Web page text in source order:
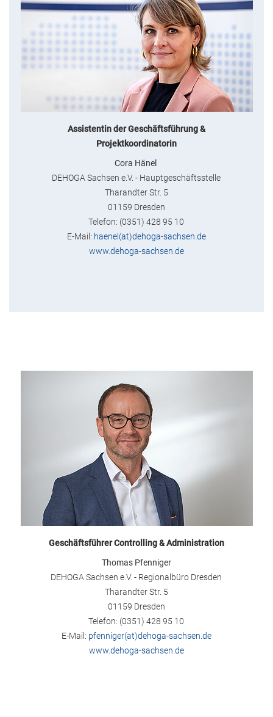
Assistentin der Geschäftsführung &
Projektkoordinatorin
Cora Hänel
DEHOGA Sachsen e.V. - Hauptgeschäftsstelle
Tharandter Str. 5
01159 Dresden
Telefon: (0351) 428 95 10
E-Mail: haenel(at)dehoga-sachsen.de
www.dehoga-sachsen.de
Geschäftsführer Controlling & Administration
Thomas Pfenniger
DEHOGA Sachsen e.V. - Regionalbüro Dresden
Tharandter Str. 5
01159 Dresden
Telefon: (0351) 428 95 10
E-Mail: pfenniger(at)dehoga-sachsen.de
www.dehoga-sachsen.de